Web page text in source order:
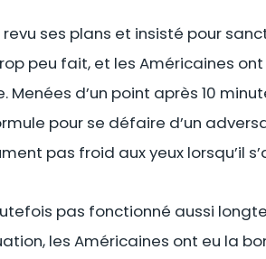
ses plans et insisté pour
peu fait, et les Américaines
d’un point après 10
pour se défaire d’un
pas froid aux yeux lorsqu’il
pas fonctionné aussi
les Américaines ont eu la